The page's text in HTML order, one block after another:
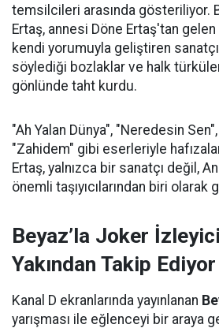
temsilcileri arasında gösteriliyor.
Ertaş, annesi Döne Ertaş'tan
kendi yorumuyla geliştiren
söylediği bozlaklar ve halk
gönlünde taht kurdu.
"Ah Yalan Dünya", "Neredesin
"Zahidem" gibi eserleriyle
Ertaş, yalnızca bir sanatçı değil,
önemli taşıyıcılarından biri olarak
Beyaz’la Joker
Yakından Takip Ediyor
Kanal D ekranlarında yayınlanan
yarışması ile eğlenceyi bir araya